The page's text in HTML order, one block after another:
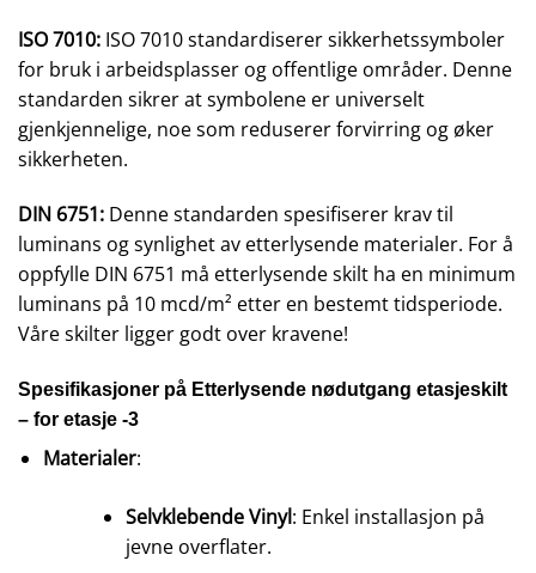
ISO 7010: ISO 7010 standardiserer sikkerhetssymboler
for bruk i arbeidsplasser og offentlige områder. Denne
standarden sikrer at symbolene er universelt
gjenkjennelige, noe som reduserer forvirring og øker
sikkerheten.
DIN 6751: Denne standarden spesifiserer krav til
luminans og synlighet av etterlysende materialer. For å
oppfylle DIN 6751 må etterlysende skilt ha en minimum
luminans på 10 mcd/m² etter en bestemt tidsperiode.
Våre skilter ligger godt over kravene!
Spesifikasjoner på Etterlysende nødutgang etasjeskilt
– for etasje -3
Materialer:
Selvklebende Vinyl: Enkel installasjon på
jevne overflater.